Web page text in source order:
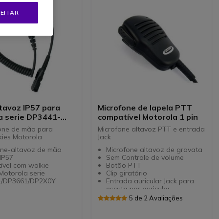
IP57 para
serie DP3441-
de mão para
Motorola
altavoz de mão
com walkie
serie
DP3661/DP2X0Y
Microfone de lapela PTT
compatível Motorola 1 pin
Microfone altavoz PTT e entrada
Jack
Microfone altavoz de gravata
Sem Controle de volume
Botão PTT
Clip giratório
Entrada auricular Jack para
escuta por auricular
(privacidade)
Acessório exclusivo para os
5 de 2 Avaliações